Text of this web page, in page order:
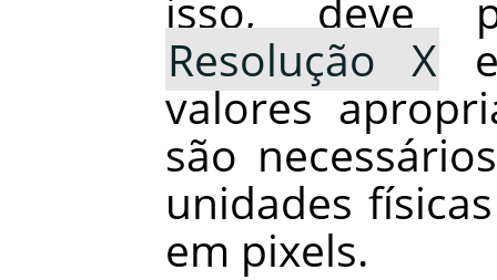
Resolução X
valores
são
unidades
em pixels.